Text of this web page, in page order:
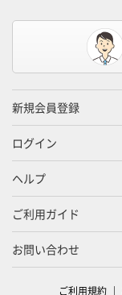
新規会員登録
ログイン
ヘルプ
ご利用ガイド
お問い合わせ
ご利用規約